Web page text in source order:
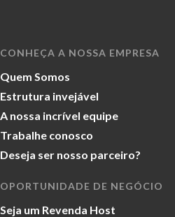
CONHEÇA A NOSSA EMPRESA
Quem Somos
Estrutura invejável
A nossa incrível equipe
Trabalhe conosco
Deseja ser nosso parceiro?
OPORTUNIDADE DE NEGÓCIO
Seja um Revenda Host